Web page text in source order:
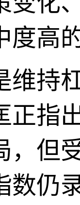
度高
维持
正指
，但
数仍